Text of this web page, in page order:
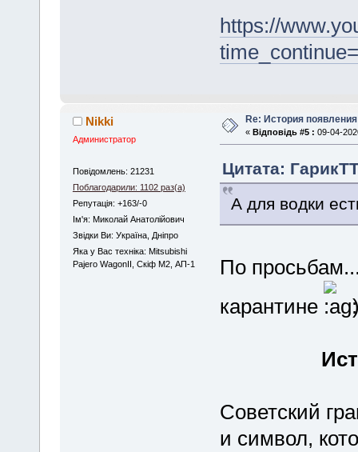
https://
Nikki
Администратор
Повідомлень: 21231
Поблагодарили: 1102 раз(а)
Репутація: +163/-0
Iм'я: Миколай Анатолійович
Звідки Ви: Україна, Дніпро
Яка у Вас техніка: Mitsubishi
Pajero WagonII, Скіф М2, АП-1
Re: История
« Відповідь #5 : 09-04-
Цитата:
А для водки
По
карантине
Советский
и символ,